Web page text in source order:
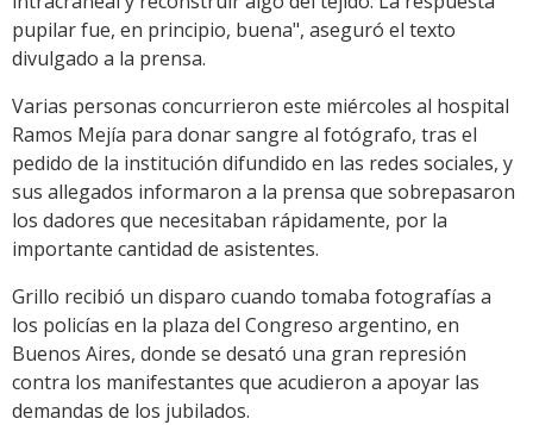
pupilar fue, en principio, buena", aseguró el texto
divulgado a la prensa.
Varias personas concurrieron este miércoles al hospital
Ramos Mejía para donar sangre al fotógrafo, tras el
pedido de la institución difundido en las redes sociales, y
sus allegados informaron a la prensa que sobrepasaron
los dadores que necesitaban rápidamente, por la
importante cantidad de asistentes.
Grillo recibió un disparo cuando tomaba fotografías a
los policías en la plaza del Congreso argentino, en
Buenos Aires, donde se desató una gran represión
contra los manifestantes que acudieron a apoyar las
demandas de los jubilados.